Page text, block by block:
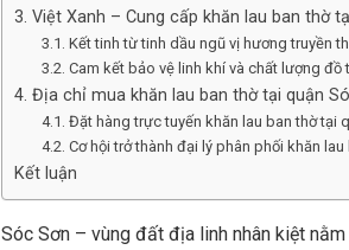
3. Việt Xanh – Cung cấp khăn lau ban thờ
3.1. Kết tinh từ tinh dầu ngũ vị hương truyền
3.2. Cam kết bảo vệ linh khí và chất lượng đồ
4. Địa chỉ mua khăn lau ban thờ tại quận
4.1. Đặt hàng trực tuyến khăn lau ban thờ tại
4.2. Cơ hội trở thành đại lý phân phối khăn
Kết luận
Sóc Sơn – vùng đất địa linh nhân kiệt